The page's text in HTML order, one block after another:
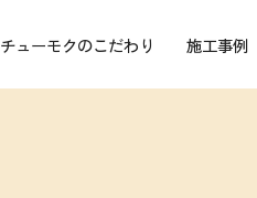
チューモクのこだわり 施工事例